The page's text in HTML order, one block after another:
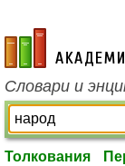
academic.ru
Словари и
Толкования